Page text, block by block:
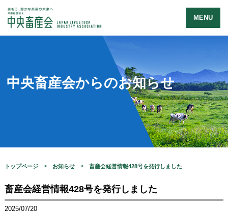
MENU
中央畜産会からのお知らせ
トップページ お知らせ 畜産会経営情報428号を発行しました
畜産会経営情報428号を発行しました
2025/07/20